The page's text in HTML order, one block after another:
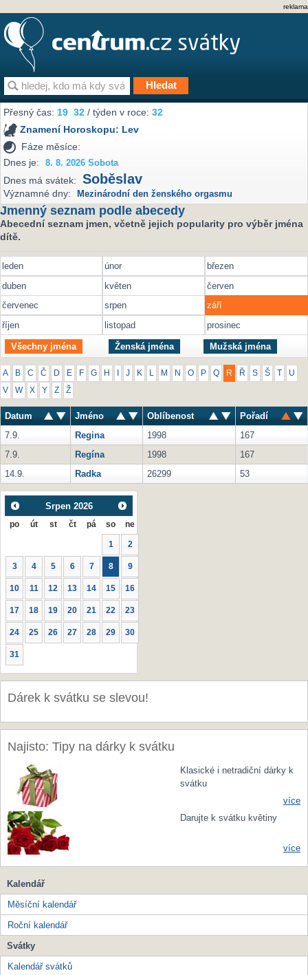
reklama
Přesný čas:19 32 / týden v roce:32
Znamení Horoskopu: Lev
Fáze měsíce:
Dnes je:
8. 8. 2026 Sobota
Dnes má svátek: Soběslav
Významné dny: Mezinárodní den ženského orgasmu
Jmenný seznam podle abecedy
Abecední seznam jmen, včetně jejich popularity pro výběr jména
dítě.
leden únor
březen
duben
květen
červen
červenec
srpen
září
říjen
listopad prosinec
Všechny jména Ženská jména Mužská jména
A B C Č D E F G H J K M N O P Q R Ř S Š U
V W X Y Z Ž
Datum Jméno Oblíbenost
Pořadí
7.9.
Regina 1998
167
7.9.
Regína 1998
167
14.9.
Radka 26299 53
Srpen 2026
po út st čt pá so ne
1 2
3 4 5 6 7 8 9
10 11 12 13 14 15 16
17 18 19 20 21 22 23
24 25 26 27 28 29 30
31
Dárek k svátku se slevou!
Najisto: Tipy na dárky k svátku
Klasické i netradiční dárky k
svátku
více
Darujte k svátku květiny
více
Kalendář
Měsíční kalendář
Roční kalendář
Svátky
Kalendář svátků